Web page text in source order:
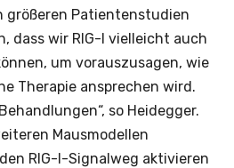
größeren Patientenstudien
dass wir RIG-I vielleicht auch
um vorauszusagen, wie
Therapie ansprechen wird.
so Heidegger.
Mausmodellen
RIG-I-Signalweg aktivieren